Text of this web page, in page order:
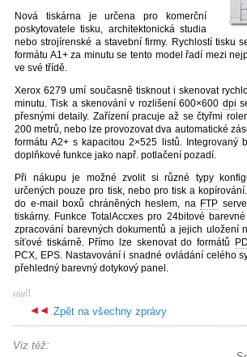
Nová tiskárna je určena pro komerční
poskytovatele tisku, architektonická studia
nebo strojírenské a stavební firmy. Rychlostí tisku
formátu A1+ za minutu se tento model řadí mezi
ve své třídě.
Xerox 6279 umí současně tisknout i skenovat
minutu. Tisk a skenování v rozlišení 600×600 dpi
přesnými detaily. Zařízení pracuje až se čtyřmi
200 metrů, nebo lze provozovat dva automatické
formátu A2+ s kapacitou 2×525 listů. Integrovaný
doplňkové funkce jako např. potlačení pozadí.
Při nákupu je možné zvolit si různé typy
určených pouze pro tisk, nebo pro tisk a
do e-mail boxů chráněných heslem, na FTP
tiskárny. Funkce TotalAccxes pro 24bitové
zpracování barevných dokumentů a jejich uložení
síťové tiskárně. Přímo lze skenovat do formátů
PCX, EPS. Nastavování i snadné ovládání celého
přehledný barevný dotykový panel.
[
HW ]
Zpět na všechny zprávy
Viz též: